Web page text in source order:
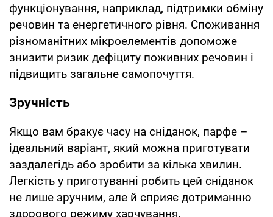
функціонування, наприклад, підтримки обміну
речовин та енергетичного рівня. Споживання
різноманітних мікроелементів допоможе
знизити ризик дефіциту поживних речовин і
підвищить загальне самопочуття.
Зручність
Якщо вам бракує часу на сніданок, парфе –
ідеальний варіант, який можна приготувати
заздалегідь або зробити за кілька хвилин.
Легкість у приготуванні робить цей сніданок
не лише зручним, але й сприяє дотриманню
здорового режиму харчування.